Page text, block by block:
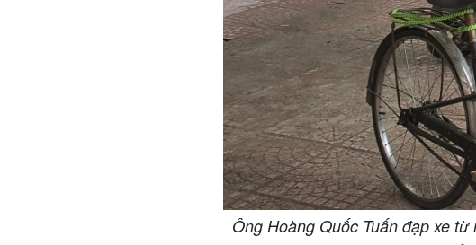
Ông Hoàng Quốc Tuấn đạp xe